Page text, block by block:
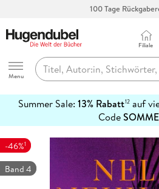
Hugendubel
Menu
Filiale
Summer Sale: 13% Rabatt12auf
Code
erfahren
-46%1
Band 4